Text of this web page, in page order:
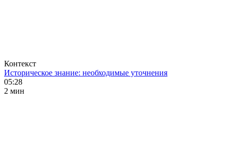
Контекст
Историческое знание: необходимые уточнения
05:28
2 мин